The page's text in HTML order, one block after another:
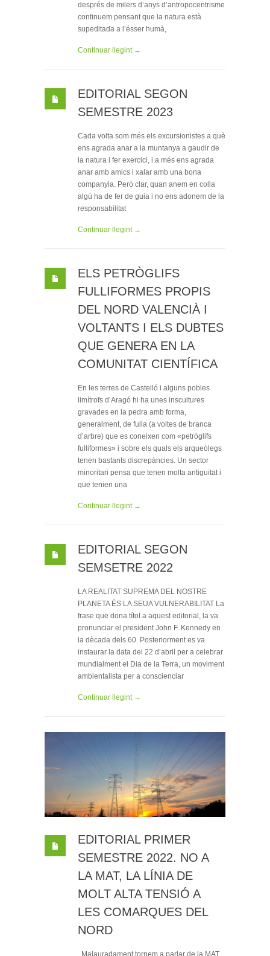
després de milers d’anys d’antropocentrisme
continuem pensant que la natura està
supeditada a l’ésser humà,
Continuar llegint →
EDITORIAL SEGON
SEMESTRE 2023
Cada volta som més els excursionistes a què
ens agrada anar a la muntanya a gaudir de
la natura i fer exercici, i a més ens agrada
anar amb amics i xalar amb una bona
companyia. Però clar, quan anem en colla
algú ha de fer de guia i no ens adonem de la
responsabilitat
Continuar llegint →
ELS PETRÒGLIFS
FULLIFORMES PROPIS
DEL NORD VALENCIÀ I
VOLTANTS I ELS DUBTES
QUE GENERA EN LA
COMUNITAT CIENTÍFICA
En les terres de Castelló i alguns pobles
limítrofs d’Aragó hi ha unes inscultures
gravades en la pedra amb forma,
generalment, de fulla (a voltes de branca
d’arbre) que es coneixen com «petròglifs
fulliformes» i sobre els quals els arqueòlegs
tenen bastants discrepàncies. Un sector
minoritari pensa que tenen molta antiguitat i
que tenien una
Continuar llegint →
EDITORIAL SEGON
SEMSETRE 2022
LA REALITAT SUPREMA DEL NOSTRE
PLANETA ÉS LA SEUA VULNERABILITAT La
frase que dona títol a aquest editorial, la va
pronunciar el president John F. Kennedy en
la dècada dels 60. Posteriorment es va
instaurar la data del 22 d’abril per a celebrar
mundialment el Dia de la Terra, un moviment
ambientalista per a conscienciar
Continuar llegint →
EDITORIAL PRIMER
SEMESTRE 2022. NO A
LA MAT, LA LÍNIA DE
MOLT ALTA TENSIÓ A
LES COMARQUES DEL
NORD
Malauradament tornem a parlar de la MAT,